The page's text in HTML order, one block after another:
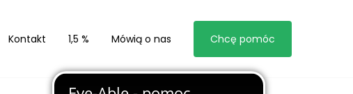
Kontakt 1,5 % Mówią o nas Chcę pomóc